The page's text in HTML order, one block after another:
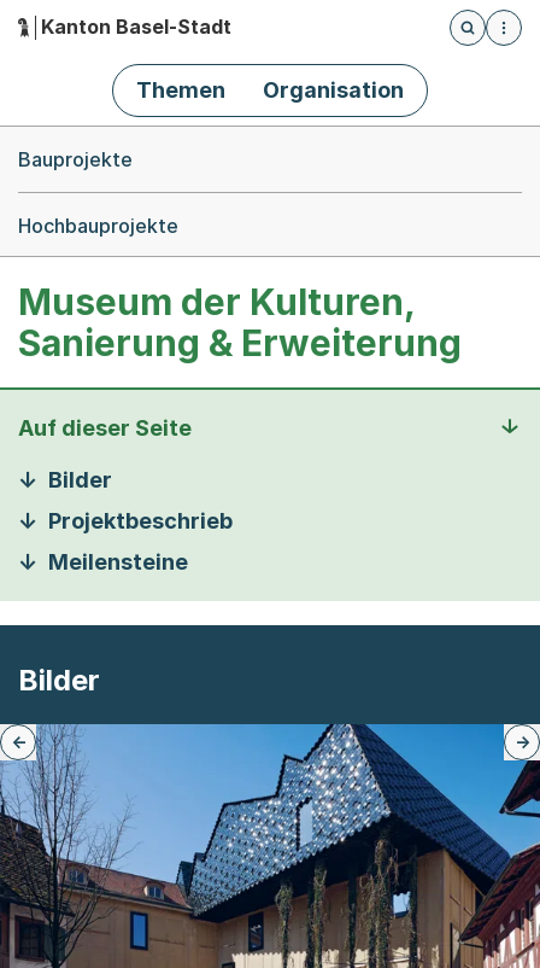
Hauptnavigation
Kanton Basel-Stadt
Öffnet
Themen Organisation
Bauprojekte
Hochbauprojekte
Museum der Kulturen,
Sanierung & Erweiterung
Auf dieser Seite
Bilder
Projektbeschrieb
Meilensteine
Bilder